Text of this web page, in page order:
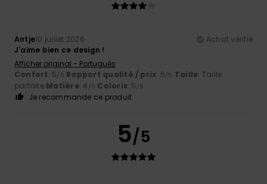
Antje10 juillet 2026
Achat vérifié
J'aime bien ce design !
Afficher original - Português
Confort: 5/5 Rapport qualité / prix: 5/5 Taille: Taille
parfaite Matière: 4 /5 Coloris: 5 /5
Je recommande ce produit
5/5